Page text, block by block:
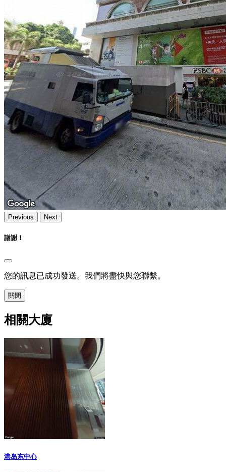
Previous Next
謝謝！
您的訊息已成功發送。我們將盡快與您聯繫。
關閉
相關大廈
港岛东中心